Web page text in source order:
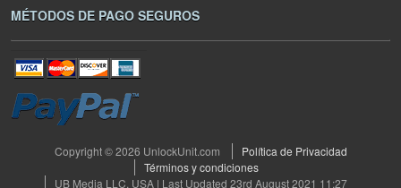
MÉTODOS DE PAGO SEGUROS
Copyright © 2026 UnlockUnit.com
Política de Privacidad
Términos y condiciones
UB Media LLC, USA | Last Updated 23rd August 2021 11:27